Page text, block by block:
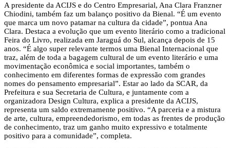
A presidente da ACIJS e do Centro Empresarial, Ana Clara Franzner
Chiodini, também faz um balanço positivo da Bienal. “É um evento
que marca um novo patamar na cultura da cidade”, pontua Ana
Clara. Destaca a evolução que um evento literário como a tradicional
Feira do Livro, realizada em Jaraguá do Sul, alcança depois de 15
anos. “É algo super relevante termos uma Bienal Internacional que
traz, além de toda a bagagem cultural de um evento literário e uma
movimentação econômica e social importantes, também o
conhecimento em diferentes formas de expressão com grandes
nomes do pensamento empresarial”. Estar ao lado da SCAR, da
Prefeitura e sua Secretaria de Cultura, e juntamente com a
organizadora Design Cultura, explica a presidente da ACIJS,
representa um saldo extremamente positivo. “A parceria e a mistura
de arte, cultura, empreendedorismo, em todas as frentes de produção
de conhecimento, traz um ganho muito expressivo e totalmente
positivo para a comunidade”, completa.